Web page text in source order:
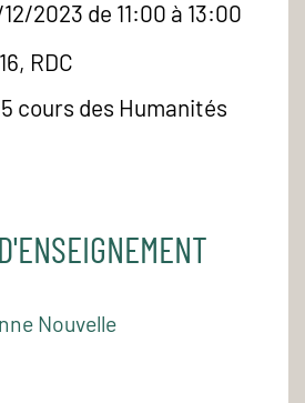
2023 de 11:00 à 13:00
RDC
cours des Humanités
Nouvelle